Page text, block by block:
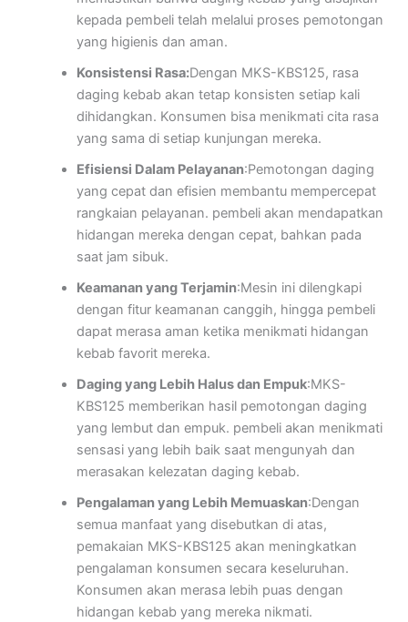
kepada pembeli telah melalui proses pemotongan
yang higienis dan aman.
Konsistensi Rasa:Dengan MKS-KBS125, rasa
daging kebab akan tetap konsisten setiap kali
dihidangkan. Konsumen bisa menikmati cita rasa
yang sama di setiap kunjungan mereka.
Efisiensi Dalam Pelayanan:Pemotongan daging
yang cepat dan efisien membantu mempercepat
rangkaian pelayanan. pembeli akan mendapatkan
hidangan mereka dengan cepat, bahkan pada
saat jam sibuk.
Keamanan yang Terjamin:Mesin ini dilengkapi
dengan fitur keamanan canggih, hingga pembeli
dapat merasa aman ketika menikmati hidangan
kebab favorit mereka.
Daging yang Lebih Halus dan Empuk:MKS-
KBS125 memberikan hasil pemotongan daging
yang lembut dan empuk. pembeli akan menikmati
sensasi yang lebih baik saat mengunyah dan
merasakan kelezatan daging kebab.
Pengalaman yang Lebih Memuaskan:Dengan
semua manfaat yang disebutkan di atas,
pemakaian MKS-KBS125 akan meningkatkan
pengalaman konsumen secara keseluruhan.
Konsumen akan merasa lebih puas dengan
hidangan kebab yang mereka nikmati.